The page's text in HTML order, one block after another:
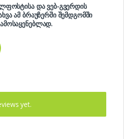
და ვებ-გვერდის
ამ ბრაუზერში შემდგომში
yet.